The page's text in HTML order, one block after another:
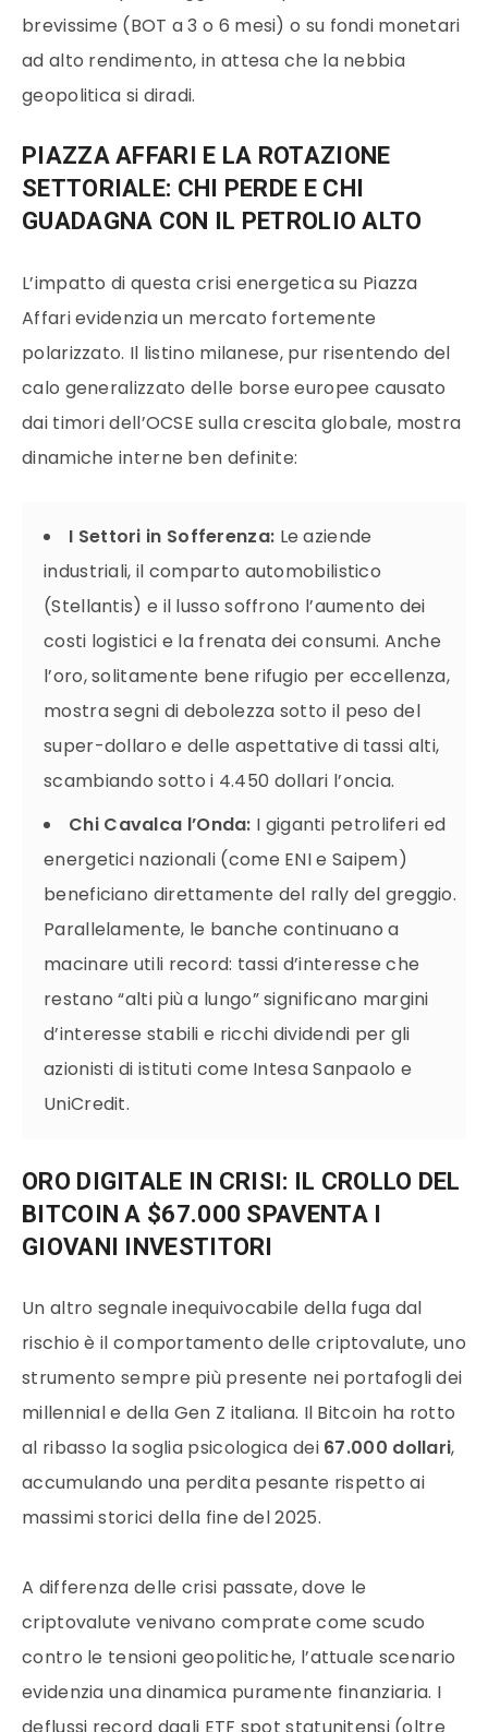
brevissime (BOT a 3 o 6 mesi) o su fondi monetari
ad alto rendimento, in attesa che la nebbia
geopolitica si diradi.
PIAZZA AFFARI E LA ROTAZIONE
SETTORIALE: CHI PERDE E CHI
GUADAGNA CON IL PETROLIO ALTO
L’impatto di questa crisi energetica su Piazza
Affari evidenzia un mercato fortemente
polarizzato. Il listino milanese, pur risentendo del
calo generalizzato delle borse europee causato
dai timori dell’OCSE sulla crescita globale, mostra
dinamiche interne ben definite:
I Settori in Sofferenza: Le aziende
industriali, il comparto automobilistico
(Stellantis) e il lusso soffrono l’aumento dei
costi logistici e la frenata dei consumi. Anche
l’oro, solitamente bene rifugio per eccellenza,
mostra segni di debolezza sotto il peso del
super-dollaro e delle aspettative di tassi alti,
scambiando sotto i 4.450 dollari l’oncia.
Chi Cavalca l’Onda: I giganti petroliferi ed
energetici nazionali (come ENI e Saipem)
beneficiano direttamente del rally del greggio.
Parallelamente, le banche continuano a
macinare utili record: tassi d’interesse che
restano “alti più a lungo” significano margini
d’interesse stabili e ricchi dividendi per gli
azionisti di istituti come Intesa Sanpaolo e
UniCredit.
ORO DIGITALE IN CRISI: IL CROLLO DEL
BITCOIN A $67.000 SPAVENTA I
GIOVANI INVESTITORI
Un altro segnale inequivocabile della fuga dal
rischio è il comportamento delle criptovalute, uno
strumento sempre più presente nei portafogli dei
millennial e della Gen Z italiana. Il Bitcoin ha rotto
al ribasso la soglia psicologica dei 67.000 dollari,
accumulando una perdita pesante rispetto ai
massimi storici della fine del 2025.
A differenza delle crisi passate, dove le
criptovalute venivano comprate come scudo
contro le tensioni geopolitiche, l’attuale scenario
evidenzia una dinamica puramente finanziaria. I